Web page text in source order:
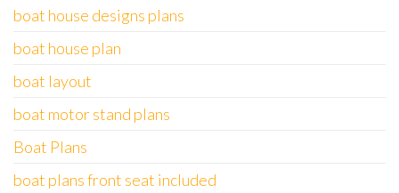
boat house designs plans
boat house plan
boat layout
boat motor stand plans
Boat Plans
boat plans front seat included